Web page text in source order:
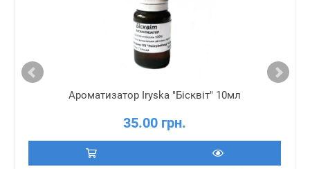
Ароматизатор Iryska "Бісквіт" 10мл
35.00 грн.